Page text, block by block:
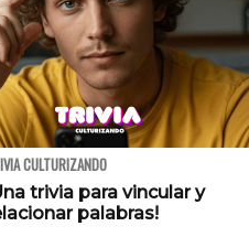
CULTURIZANDO
trivia para vincular y
palabras!